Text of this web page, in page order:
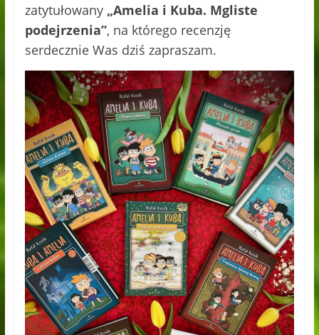
zatytułowany „Amelia i Kuba. Mgliste
podejrzenia”, na którego recenzję
serdecznie Was dziś zapraszam.